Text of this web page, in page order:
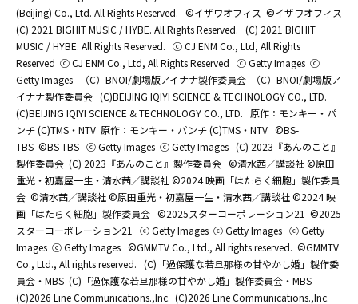
(Beijing) Co., Ltd. All Rights Reserved. ©イザワオフィス ©イザワオフィス
(C) 2021 BIGHIT MUSIC / HYBE. All Rights Reserved. (C) 2021 BIGHIT
MUSIC / HYBE. All Rights Reserved. ⓒ CJ ENM Co., Ltd, All Rights
Reserved ⓒ CJ ENM Co., Ltd, All Rights Reserved ⓒ Getty Images ⓒ
Getty Images
（C）BNOI/劇場版アイナナ製作委員会
（C）BNOI/劇場版ア
イナナ製作委員会 (C)BEIJING IQIYI SCIENCE & TECHNOLOGY CO., LTD.
(C)BEIJING IQIYI SCIENCE & TECHNOLOGY CO., LTD.
原作：モンキー・パ
ンチ (C)TMS・NTV 原作：モンキー・パンチ (C)TMS・NTV ©BS-
TBS ©BS-TBS ⓒ Getty Images ⓒ Getty Images (C) 2023『あんのこと』
製作委員会 (C) 2023『あんのこと』製作委員会 ©清水茜／講談社 ©原田
重光・初嘉屋一生・清水茜／講談社 ©2024 映画「はたらく細胞」製作委員
会 ©清水茜／講談社 ©原田重光・初嘉屋一生・清水茜／講談社 ©2024 映
画「はたらく細胞」製作委員会 ©2025スターコーポレーション21 ©2025
スターコーポレーション21
ⓒ Getty Images ⓒ Getty Images ⓒ Getty
Images ⓒ Getty Images ©GMMTV Co., Ltd., All rights reserved. ©GMMTV
Co., Ltd., All rights reserved. (C)「過保護な若旦那様の甘やかし婚」製作委
員会・MBS (C)「過保護な若旦那様の甘やかし婚」製作委員会・MBS
(C)2026 Line Communications.,Inc. (C)2026 Line Communications.,Inc.